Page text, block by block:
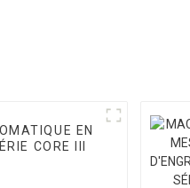
EN
CORE III